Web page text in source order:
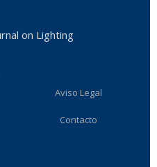
on Lighting
Aviso Legal
Contacto